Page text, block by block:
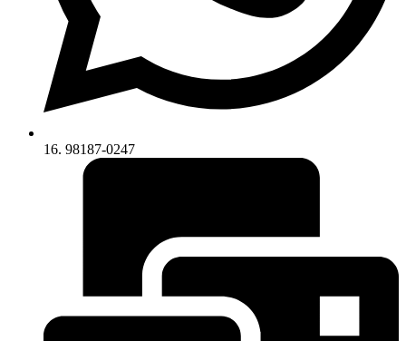
16. 98187-0247